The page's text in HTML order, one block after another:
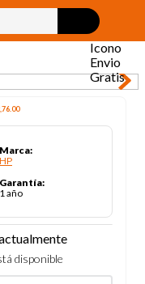
.00
Marca:
HP
Garantía:
1 año
disponible